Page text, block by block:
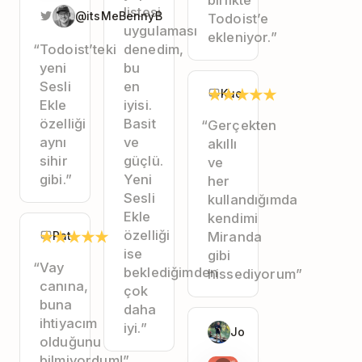
@itsMeBennyB
“Todoist’teki
yeni
Sesli
Ekle
özelliği
aynı
sihir
gibi.”
Pat
★★★★★
“Vay
canına,
buna
ihtiyacım
olduğunu
listesi
uygulaması
denedim,
bu
en
iyisi.
Basit
ve
güçlü.
Yeni
Sesli
Ekle
özelliği
ise
beklediğimden
çok
daha
iyi.”
Todoist’e
ekleniyor.”
Kuo
★★★★★
“Gerçekten
akıllı
ve
her
kullandığımda
kendimi
Miranda
gibi
hissediyorum”
Jo